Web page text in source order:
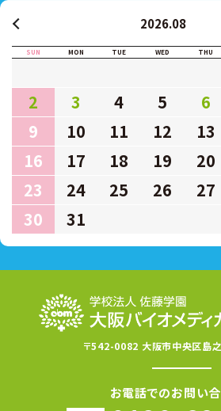
2026.08
SUN MON TUE WED THU
2
3 4 5 6
9
10 11 12 13
16
17 18 19 20
23
24 25 26 27
30
31
〒542-0082 大阪市中央区島
お電話でのお問い